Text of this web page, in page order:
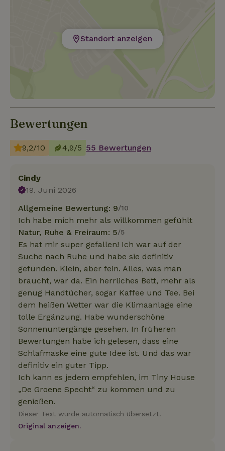
Standort anzeigen
Bewertungen
9,2/10 4,9/5 55 Bewertungen
Cindy
19. Juni 2026
Allgemeine Bewertung: 9/10
Ich habe mich mehr als willkommen gefühlt
Natur, Ruhe & Freiraum: 5/5
Es hat mir super gefallen! Ich war auf der
Suche nach Ruhe und habe sie definitiv
gefunden. Klein, aber fein. Alles, was man
braucht, war da. Ein herrliches Bett, mehr als
genug Handtücher, sogar Kaffee und Tee. Bei
dem heißen Wetter war die Klimaanlage eine
tolle Ergänzung. Habe wunderschöne
Sonnenuntergänge gesehen. In früheren
Bewertungen habe ich gelesen, dass eine
Schlafmaske eine gute Idee ist. Und das war
definitiv ein guter Tipp.
Ich kann es jedem empfehlen, im Tiny House
„De Groene Specht“ zu kommen und zu
genießen.
Dieser Text wurde automatisch übersetzt.
Original anzeigen.